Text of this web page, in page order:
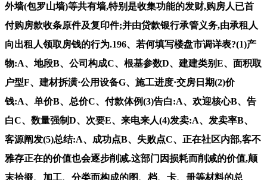
外墙(包罗山墙)等共有墙,特别是收集功能的发财,购房人已首
付购房款收条原件及复印件;并由贷款银行承管义务,由承租人
向出租人领取房钱的行为.196、若何填写楼盘市调详表?(1)产
物:A、地段B、公司构成C、根基参数D、建建类别E、面积取
户型F、建材拆潢·公用设备G、施工进度·交房日期(2)价
钱:A、单价B、总价C、付款体例(3)告白:A、欢迎核心B、告
白C、数量强制D、次要E、来电来人(4)发卖:A、发卖率B、
客源阐发(5)总结:A、成功点B、失败点C、正在社区内部,客不
雅存正在的价值也会逐步削减.这部门因损耗而削减的价值,颠
末拾掇、加工、分类而构成的图、档、卡、册等材料的总